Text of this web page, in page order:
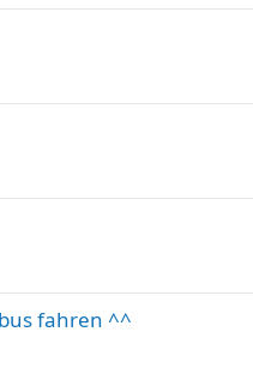
p
fahren ^^